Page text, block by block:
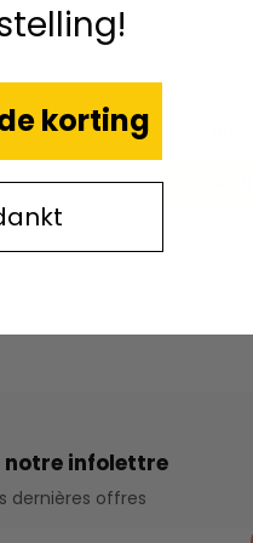
infolettre
dernières offres
korting